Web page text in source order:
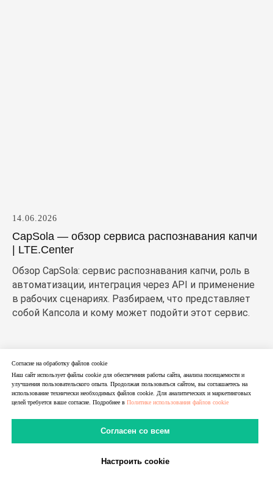
14.06.2026
CapSola — обзор сервиса распознавания капчи
| LTE.Center
Обзор CapSola: сервис распознавания капчи, роль в
автоматизации, интеграция через API и применение
в рабочих сценариях. Разбираем, что представляет
собой Капсола и кому может подойти этот сервис.
Согласие на обработку файлов cookie
Наш сайт использует файлы cookie для обеспечения работы сайта, анализа посещаемости и
улучшения пользовательского опыта. Продолжая пользоваться сайтом, вы соглашаетесь на
использование технически необходимых файлов cookie. Для аналитических и маркетинговых
целей требуется ваше согласие. Подробнее в Политике использования файлов cookie
Согласен со всем
Настроить cookie